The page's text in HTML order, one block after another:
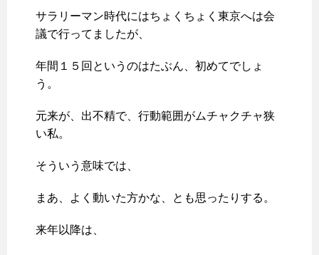
サラリーマン時代にはちょくちょく東京へは会
議で行ってましたが、
年間１５回というのはたぶん、初めてでしょ
う。
元来が、出不精で、行動範囲がムチャクチャ狭
い私。
そういう意味では、
まあ、よく動いた方かな、とも思ったりする。
来年以降は、